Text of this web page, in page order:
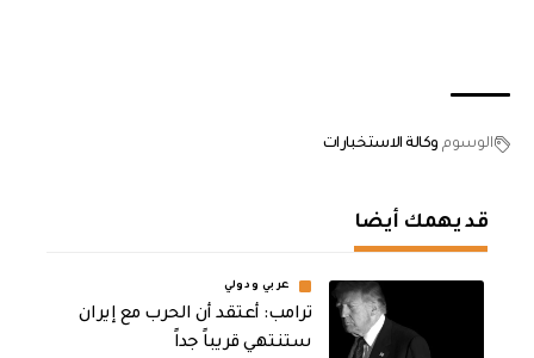
الوسوم وكالة الاستخبارات
قد يهمك أيضا
عربي ودولي
‏ترامب: أعتقد أن الحرب مع إيران
ستنتهي قريباً جداً